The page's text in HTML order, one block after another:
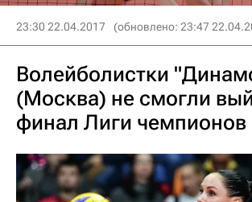
23:30 22.04.2017 (обновлено: 23:47
Волейболистки
(Москва) не смогли
финал Лиги чемпионов